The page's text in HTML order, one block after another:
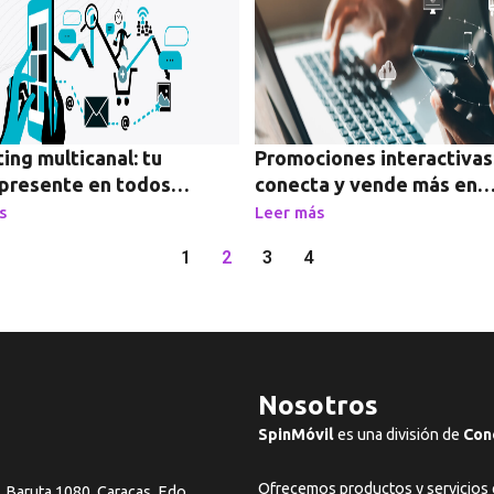
multicanal: tu
en todos
Promociones
conecta y vende más en
Venezuela
Leer más
1 2 3 4
Nosotros
SpinMóviles una división de
Ofrecemos productos y servicios